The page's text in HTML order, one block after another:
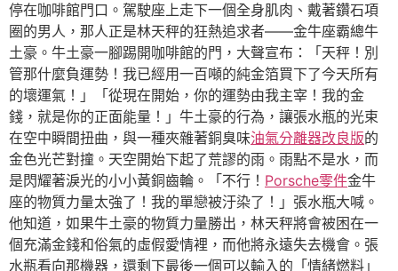
停在咖啡館門口。駕駛座上走下一個全身肌肉、戴著鑽石項
圈的男人，那人正是林天秤的狂熱追求者——金牛座霸總牛
土豪。牛土豪一腳踢開咖啡館的門，大聲宣布：「天秤！別
管那什麼負運勢！我已經用一百噸的純金箔買下了今天所有
的壞運氣！」「從現在開始，你的運勢由我主宰！我的金
錢，就是你的正面能量！」牛土豪的行為，讓張水瓶的光束
在空中瞬間扭曲，與一種夾雜著銅臭味油氣分離器改良版的
金色光芒對撞。天空開始下起了荒謬的雨。雨點不是水，而
是閃耀著淚光的小小黃銅齒輪。「不行！ Porsche零件金牛
座的物質力量太強了！我的單戀被汙染了！」張水瓶大喊。
他知道，如果牛土豪的物質力量勝出，林天秤將會被困在一
個充滿金錢和俗氣的虛假愛情裡，而他將永遠失去機會。張
水瓶看向那機器，還剩下最後一個可以輸入的「情緒燃料」